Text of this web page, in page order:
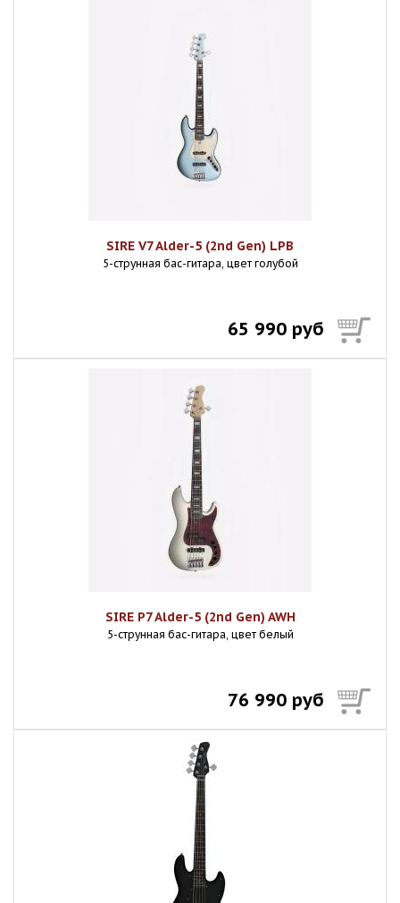
SIRE V7 Alder-5 (2nd Gen) LPB
5-струнная бас-гитара, цвет голубой
65 990 руб
SIRE P7 Alder-5 (2nd Gen) AWH
5-струнная бас-гитара, цвет белый
76 990 руб